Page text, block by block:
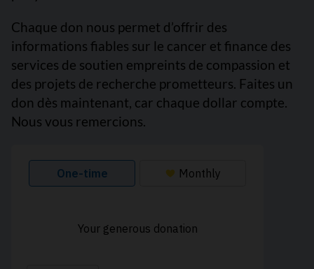
Chaque don nous permet d’offrir des
informations fiables sur le cancer et finance des
services de soutien empreints de compassion et
des projets de recherche prometteurs. Faites un
don dès maintenant, car chaque dollar compte.
Nous vous remercions.